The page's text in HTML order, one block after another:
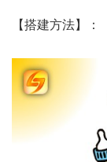
【搭建方法】：